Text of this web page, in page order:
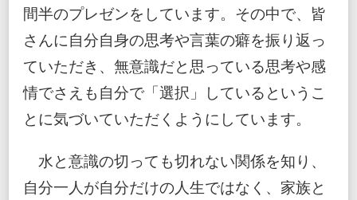
間半のプレゼンをしています。その中で、皆
さんに自分自身の思考や言葉の癖を振り返っ
ていただき、無意識だと思っている思考や感
情でさえも自分で「選択」しているというこ
とに気づいていただくようにしています。
水と意識の切っても切れない関係を知り、
自分一人が自分だけの人生ではなく、家族と